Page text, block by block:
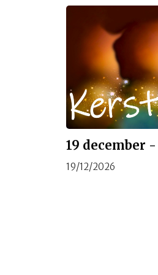
19 december
19/12/2026